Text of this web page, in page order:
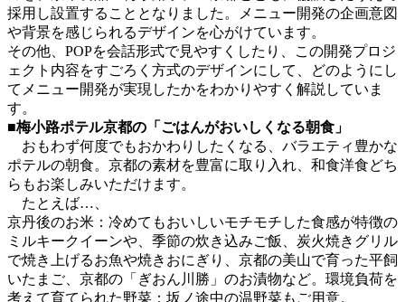
採用し設置することとなりました。メニュー開発の企画意図
や背景を感じられるデザインを心がけています。
その他、POPを会話形式で見やすくしたり、この開発プロジ
ェクト内容をすごろく方式のデザインにして、どのようにし
てメニュー開発が実現したかをわかりやすく解説していま
す。
■梅小路ポテル京都の「ごはんがおいしくなる朝食」
おもわず何度でもおかわりしたくなる、バラエティ豊かな
ポテルの朝食。京都の素材を豊富に取り入れ、和食洋食どち
らもお楽しみいただけます。
たとえば…、
京丹後のお米：冷めてもおいしいモチモチした食感が特徴の
ミルキークイーンや、季節の炊き込みご飯、炭火焼きグリル
で焼き上げるお魚や焼きおにぎり、京都の美山で育った平飼
いたまご、京都の「ぎおん川勝」のお漬物など。環境負荷を
考えて育てられた野菜：坂ノ途中の温野菜もご用意。